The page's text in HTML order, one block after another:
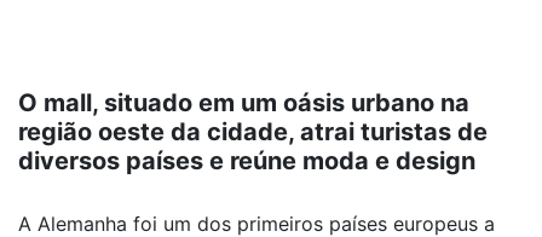
O mall, situado em um oásis urbano na
região oeste da cidade, atrai turistas de
diversos países e reúne moda e design
A Alemanha foi um dos primeiros países europeus a